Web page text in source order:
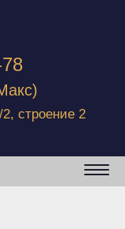
строение 2